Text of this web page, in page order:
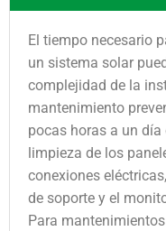
El tiempo necesario
un sistema solar
complejidad de la
mantenimiento
pocas horas a un
limpieza de los
conexiones
de soporte y el
Para